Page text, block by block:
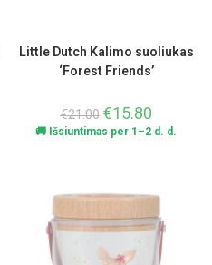
Little Dutch Kalimo suoliukas
‘Forest Friends’
€21.00 €15.80
🚚 Išsiuntimas per 1–2 d. d.